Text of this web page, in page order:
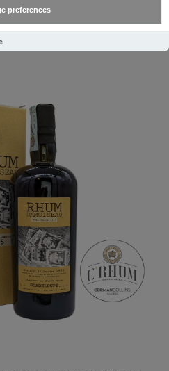
preferences
VELIER 1995
66.5°